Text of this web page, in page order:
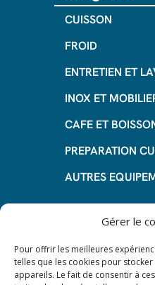
Gérer le
Pour offrir les meilleures
telles que les cookies pour
appareils. Le fait de consentir à
CUISSON
FROID
ENTRETIEN ET
INOX ET
CAFE ET
PREPARATION
AUTRES
Informations
Questions
Les avantages